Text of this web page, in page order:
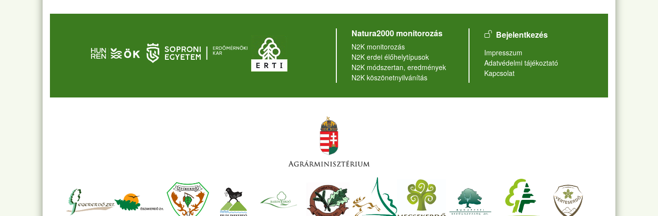
Natura2000 monitorozás
N2K monitorozás
N2K erdei élőhelytípusok
N2K módszertan, eredmények
N2K köszönetnyilvánítás
User account menu
Bejelentkezés
Lábléc
Impresszum
Adatvédelmi tájékoztató
Kapcsolat